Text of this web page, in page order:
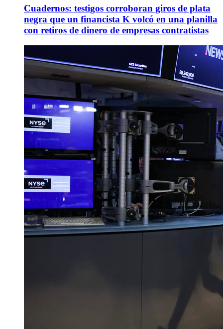
Cuadernos: testigos corroboran giros de plata
negra que un financista K volcó en una planilla
con retiros de dinero de empresas contratistas